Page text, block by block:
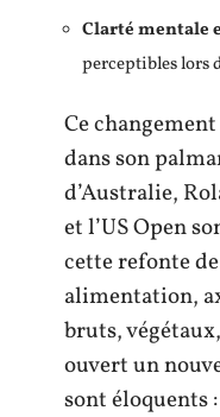
Clarté mentale
perceptibles lors
Ce
dans son
d’Australie,
et l’US Open
cette refonte
alimentation,
bruts,
ouvert un
sont éloquents